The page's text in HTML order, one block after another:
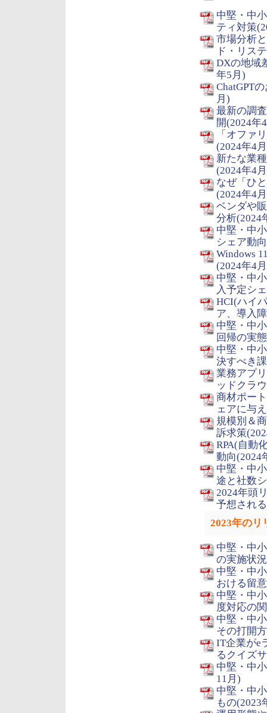
中堅・中
ティ対策
市場分析
ド・リス
DXの地域
年5月)
ChatGPT
月)
最新の調
開(2024年
「オファ
(2024年4
新たな業
(2024年4
なぜ「ひ
(2024年4
ベンダや
分析(2024
中堅・中
シェア動
Windows
(2024年4
中堅・中
入予定シ
HCI(ハイ
ア、導入
中堅・中
回帰の実
中堅・中
決すべき
業務アプ
ッドクラ
商材ポー
ェアに与
規模別＆
訴求策
RPA(自動
動向(2024
中堅・中
途と社数
2024年頭
予想され
2023年のリ
中堅・中
の実施状
中堅・中
おける留
中堅・中
度対応の
中堅・中
その打開
IT企業がe
るクイズ
中堅・中
11月)
中堅・中
もの(2023